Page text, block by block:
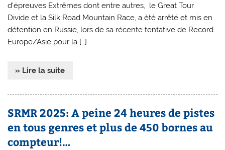
d’épreuves Extrêmes dont entre autres, le Great Tour
Divide et la Silk Road Mountain Race, a été arrêté et mis en
détention en Russie, lors de sa récente tentative de Record
Europe/Asie pour la […]
» Lire la suite
SRMR 2025: A peine 24 heures de pistes
en tous genres et plus de 450 bornes au
compteur!…